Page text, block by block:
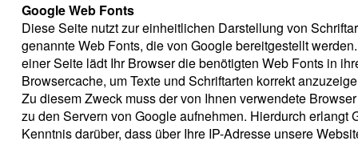
Google Web Fonts
Diese Seite nutzt zur einheitlichen Darstellung von
genannte Web Fonts, die von Google bereitgestellt
einer Seite lädt Ihr Browser die benötigten Web Fonts in
Browsercache, um Texte und Schriftarten korrekt
Zu diesem Zweck muss der von Ihnen verwendete
zu den Servern von Google aufnehmen. Hierdurch erlangt
Kenntnis darüber, dass über Ihre IP-Adresse unsere